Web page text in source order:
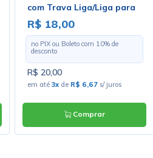
com Trava Liga/Liga para
Solda Fio - PBS-24-202
R$ 18,00
no PIX ou Boleto com 10% de
desconto
R$ 20,00
em até 3xde R$ 6,67s/ juros
Comprar